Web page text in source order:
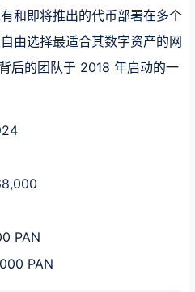
和即将推出的代币部署在多个
由选择最适合其数字资产的网
后的团队于 2018 年启动的一
PAN
PAN